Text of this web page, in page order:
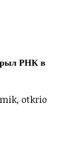
РНК в
otkrio